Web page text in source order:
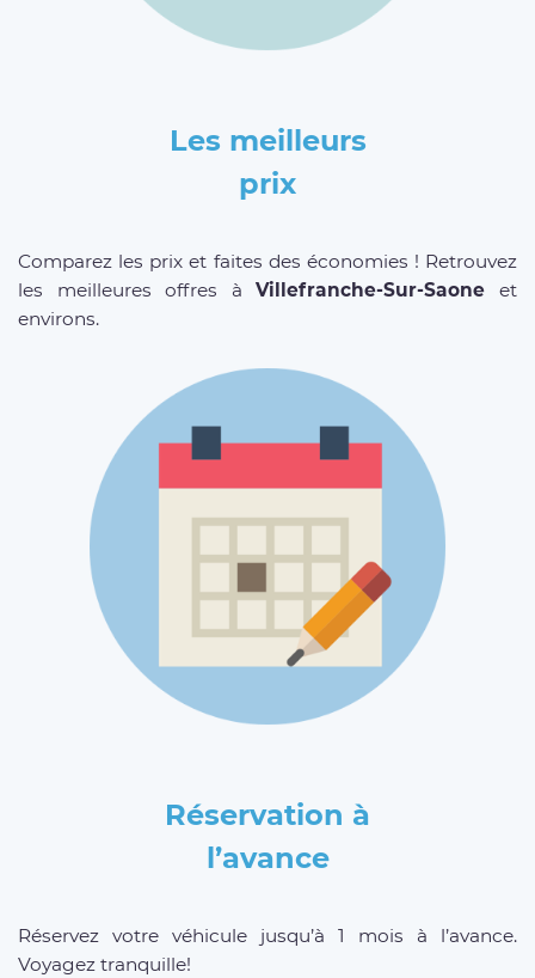
Les meilleurs
prix
Comparez les prix et faites des économies ! Retrouvez
les meilleures offres àVillefranche-Sur-Saone et
environs.
Réservation à
l’avance
Réservez votre véhicule jusqu’à 1 mois à l’avance.
Voyagez tranquille!